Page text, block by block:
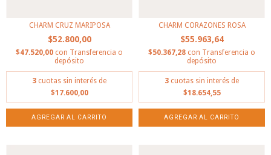
CHARM CRUZ MARIPOSA
$52.800,00
$47.520,00 con Transferencia o
depósito
3 cuotas sin interés de
$17.600,00
CHARM CORAZONES ROSA
$55.963,64
$50.367,28 con Transferencia o
depósito
3 cuotas sin interés de
$18.654,55